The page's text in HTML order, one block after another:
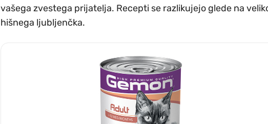
vašega zvestega prijatelja. Recepti se razlikujejo glede na
hišnega ljubljenčka.